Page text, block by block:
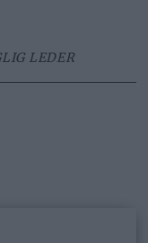
LEDER